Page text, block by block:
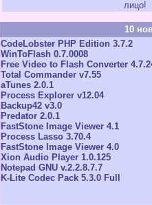
лицо!
10
CodeLobster PHP Edition 3.7.2
WinToFlash 0.7.0008
Free Video to Flash Converter
Total Commander v7.55
aTunes 2.0.1
Process Explorer v12.04
Backup42 v3.0
Predator 2.0.1
FastStone Image Viewer 4.1
Process Lasso 3.70.4
FastStone Image Viewer 4.0
Xion Audio Player 1.0.125
Notepad GNU v.2.2.8.7.7
K-Lite Codec Pack 5.3.0 Full